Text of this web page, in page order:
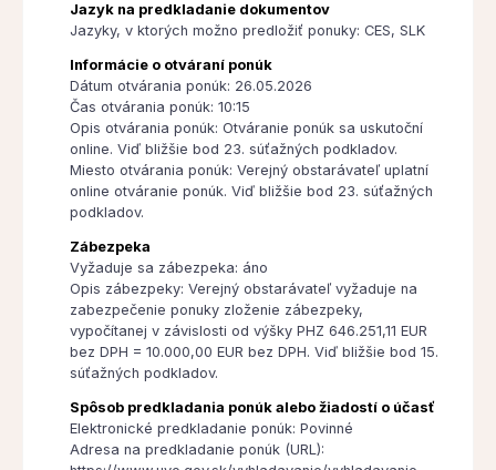
Jazyk na predkladanie dokumentov
Jazyky, v ktorých možno predložiť ponuky: CES, SLK
Informácie o otváraní ponúk
Dátum otvárania ponúk: 26.05.2026
Čas otvárania ponúk: 10:15
Opis otvárania ponúk: Otváranie ponúk sa uskutoční
online. Viď bližšie bod 23. súťažných podkladov.
Miesto otvárania ponúk: Verejný obstarávateľ uplatní
online otváranie ponúk. Viď bližšie bod 23. súťažných
podkladov.
Zábezpeka
Vyžaduje sa zábezpeka: áno
Opis zábezpeky: Verejný obstarávateľ vyžaduje na
zabezpečenie ponuky zloženie zábezpeky,
vypočítanej v závislosti od výšky PHZ 646.251,11 EUR
bez DPH = 10.000,00 EUR bez DPH. Viď bližšie bod 15.
súťažných podkladov.
Spôsob predkladania ponúk alebo žiadostí o účasť
Elektronické predkladanie ponúk: Povinné
Adresa na predkladanie ponúk (URL):